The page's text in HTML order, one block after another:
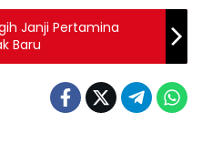
Janji Pertamina
Baru